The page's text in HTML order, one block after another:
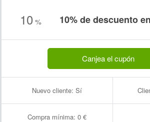
10 % 10% de descuento
Canjea el cupón
Nuevo cliente: Sí
Compra mínima: 0 €